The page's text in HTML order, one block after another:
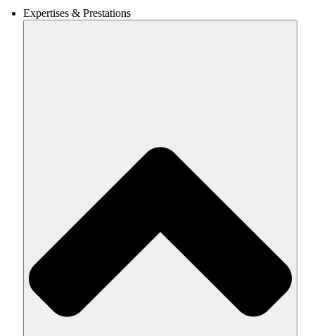
Expertises & Prestations